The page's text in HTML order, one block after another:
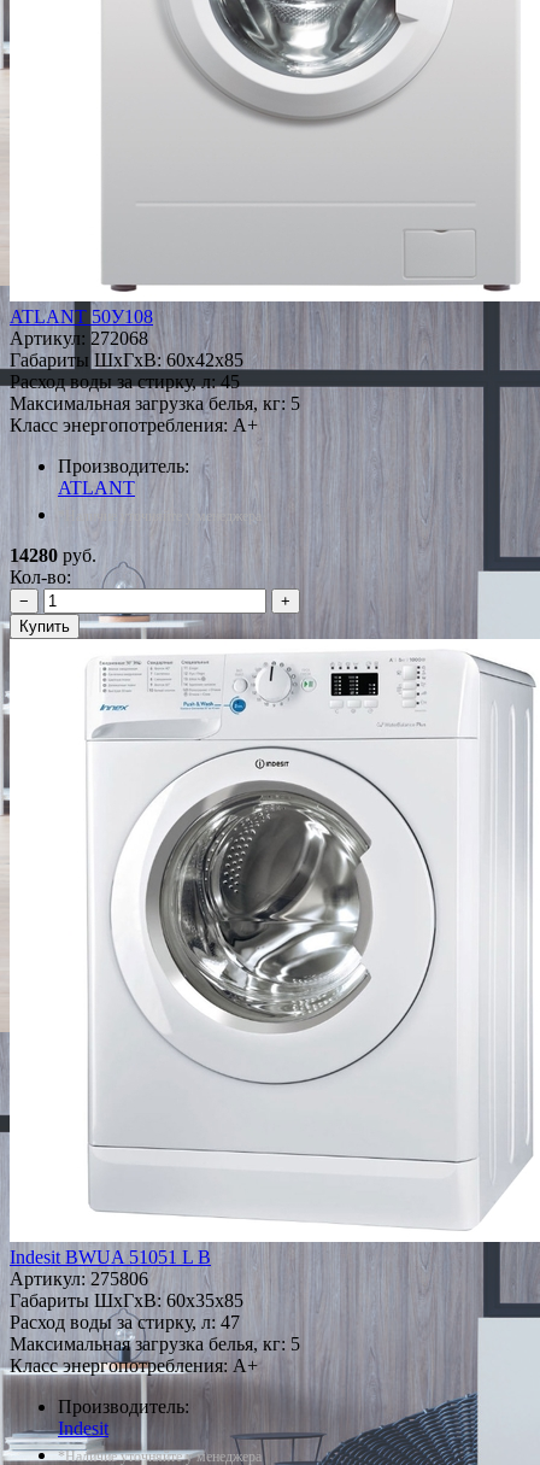
ATLANT 50У108
Артикул: 272068
Габариты ШxГxВ: 60x42x85
Расход воды за стирку, л: 45
Максимальная загрузка белья, кг: 5
Класс энергопотребления: A+
Производитель:
ATLANT
*Наличие уточняйте у менеджера
14280 руб.
Кол-во:
−
+
Купить
Indesit BWUA 51051 L B
Артикул: 275806
Габариты ШxГxВ: 60x35x85
Расход воды за стирку, л: 47
Максимальная загрузка белья, кг: 5
Класс энергопотребления: A+
Производитель:
Indesit
*Наличие уточняйте у менеджера